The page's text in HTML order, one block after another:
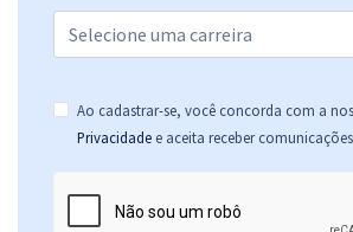
Ao cadastrar-se, você concorda com a
Privacidade e aceita receber